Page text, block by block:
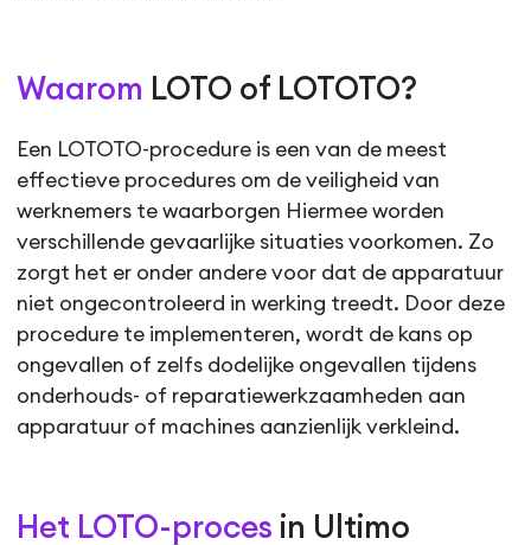
Waarom LOTO of LOTOTO?
Een LOTOTO-procedure is een van de meest
effectieve procedures om de veiligheid van
werknemers te waarborgen Hiermee worden
verschillende gevaarlijke situaties voorkomen. Zo
zorgt het er onder andere voor dat de apparatuur
niet ongecontroleerd in werking treedt. Door deze
procedure te implementeren, wordt de kans op
ongevallen of zelfs dodelijke ongevallen tijdens
onderhouds- of reparatiewerkzaamheden aan
apparatuur of machines aanzienlijk verkleind.
Het LOTO-proces in Ultimo